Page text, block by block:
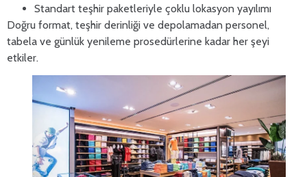
Standart teşhir paketleriyle çoklu lokasyon yayılımı
Doğru format, teşhir derinliği ve depolamadan personel,
tabela ve günlük yenileme prosedürlerine kadar her şeyi
etkiler.